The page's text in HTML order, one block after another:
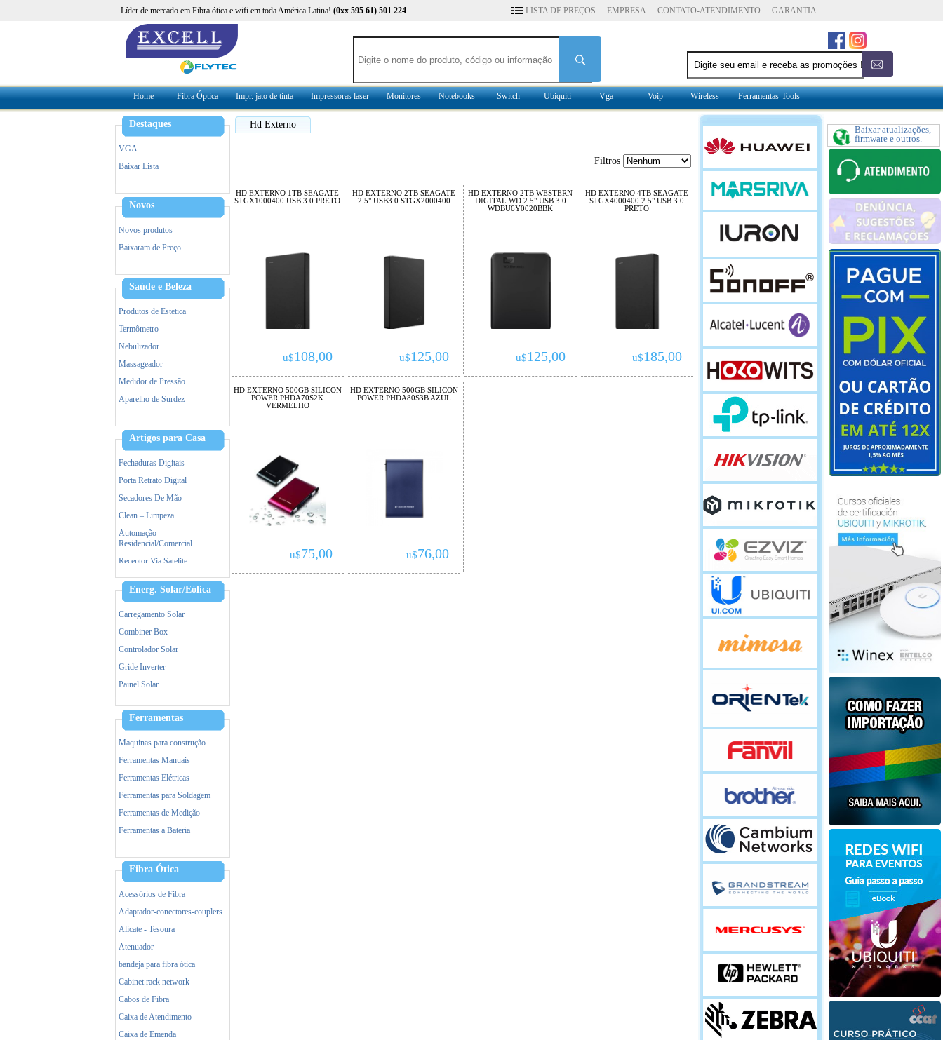
Líder de mercado em Fibra ótica e wifi em toda América Latina! (0xx 595 61) 501 224 LISTA DE PREÇOS EMPRESA CONTATO-ATENDIMENTO GARANTIA
Home Fibra Óptica Impr. jato de tinta Impressoras laser Monitores Notebooks Switch Ubiquiti Vga Voip Wireless Ferramentas-Tools
Destaques
VGA
Baixar Lista
Novos
Novos produtos
Baixaram de Preço
Saúde e Beleza
Produtos de Estetica
Termômetro
Nebulizador
Massageador
Medidor de Pressão
Aparelho de Surdez
Tratamento capilar
Maquina de Tosa
Artigos para Casa
Fechaduras Digitais
Porta Retrato Digital
Secadores De Mão
Clean – Limpeza
Automação
Residencial/Comercial
Receptor Via Satelite
Ar Condicionado
Triturador De Papel
Accessorios
Energ. Solar/Eólica
Carregamento Solar
Combiner Box
Controlador Solar
Gride Inverter
Painel Solar
Ferramentas
Maquinas para construção
Ferramentas Manuais
Ferramentas Elétricas
Ferramentas para Soldagem
Ferramentas de Medição
Ferramentas a Bateria
Equipamento de Proteção (EPI)
Incêndio
Fibra Ótica
Acessórios de Fibra
Adaptador-conectores-couplers
Alicate - Tesoura
Atenuador
bandeja para fibra ótica
Cabinet rack network
Cabos de Fibra
Caixa de Atendimento
Caixa de Emenda
Hd Externo
Filtros
HD EXTERNO 1TB SEAGATE
STGX1000400 USB 3.0 PRETO
u$108,00
HD EXTERNO 2TB SEAGATE
2.5" USB3.0 STGX2000400
u$125,00
HD EXTERNO 2TB WESTERN
DIGITAL WD 2.5" USB 3.0
WDBU6Y0020BBK
u$125,00
HD EXTERNO 4TB SEAGATE
STGX4000400 2.5" USB 3.0
PRETO
u$185,00
HD EXTERNO 500GB SILICON
POWER PHDA70S2K
VERMELHO
u$75,00
HD EXTERNO 500GB SILICON
POWER PHDA80S3B AZUL
u$76,00
Baixar atualizações,
firmware e outros.